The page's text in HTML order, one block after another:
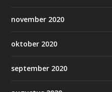
november 2020
oktober 2020
september 2020